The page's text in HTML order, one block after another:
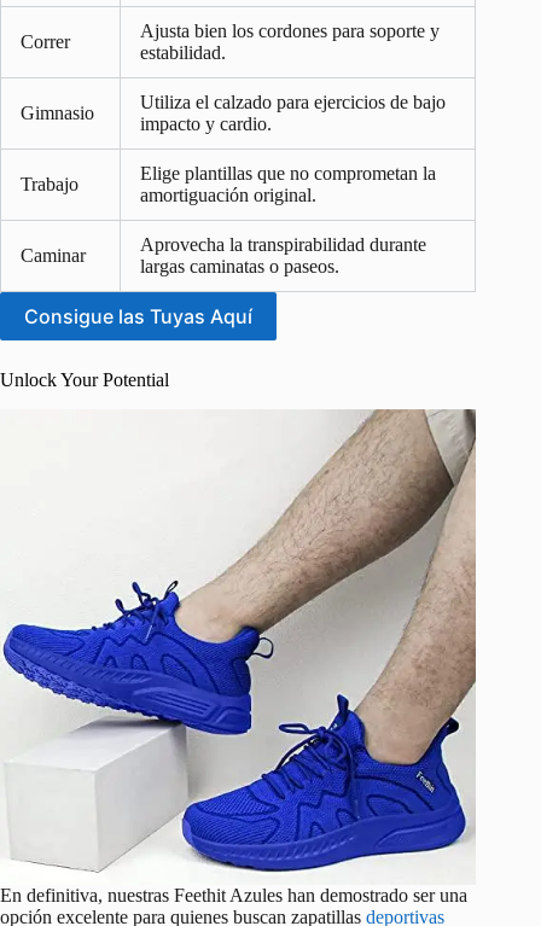
Correr
Ajusta bien los cordones para soporte y
estabilidad.
Gimnasio
Utiliza el calzado para ejercicios de bajo
impacto y cardio.
Trabajo
Elige plantillas que no comprometan la
amortiguación original.
Caminar
Aprovecha la transpirabilidad durante
largas caminatas o paseos.
Consigue las Tuyas Aquí
Unlock Your Potential
En definitiva, nuestras Feethit Azules han demostrado ser una
opción excelente para quienes buscan zapatillas deportivas